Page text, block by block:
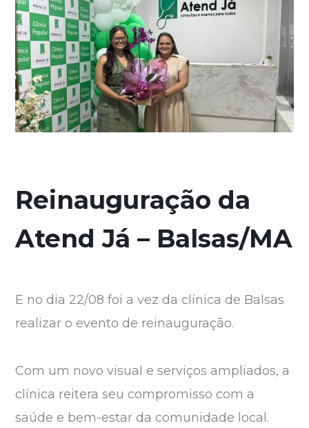
Reinauguração da
Atend Já – Balsas/MA
E no dia 22/08 foi a vez da clínica de Balsas
realizar o evento de reinauguração.
Com um novo visual e serviços ampliados, a
clínica reitera seu compromisso com a
saúde e bem-estar da comunidade local.